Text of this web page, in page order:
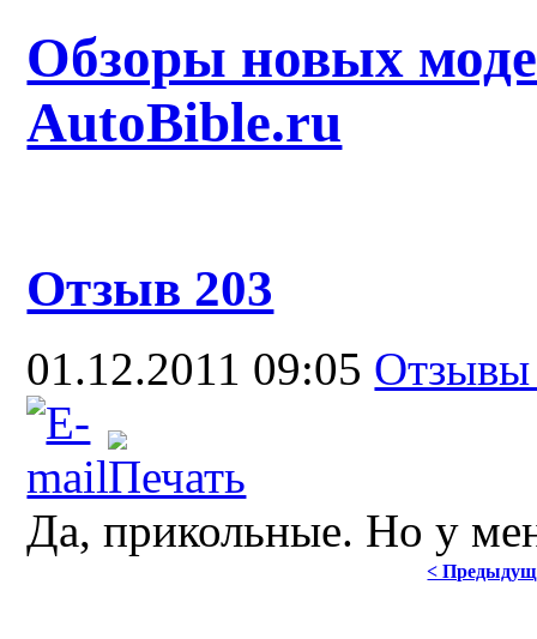
Обзоры новых
AutoBible.ru
Отзыв 203
01.12.2011 09:05
Да, прикольные. Но у
<